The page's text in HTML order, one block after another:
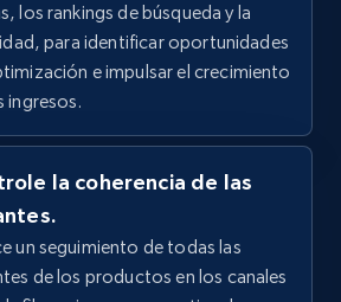
Description, Currency, Initial
Discount percent, and more.
668+ Comenzar ahora
TikTok shop products
los rankings de búsqueda y la
para identificar oportunidades
e impulsar el crecimiento
ingresos.
la coherencia de las
un seguimiento de todas las
de los productos en los canales